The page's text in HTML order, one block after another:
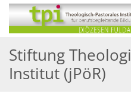
Zum Inhalt springen
Stiftung
Institut (jPöR)